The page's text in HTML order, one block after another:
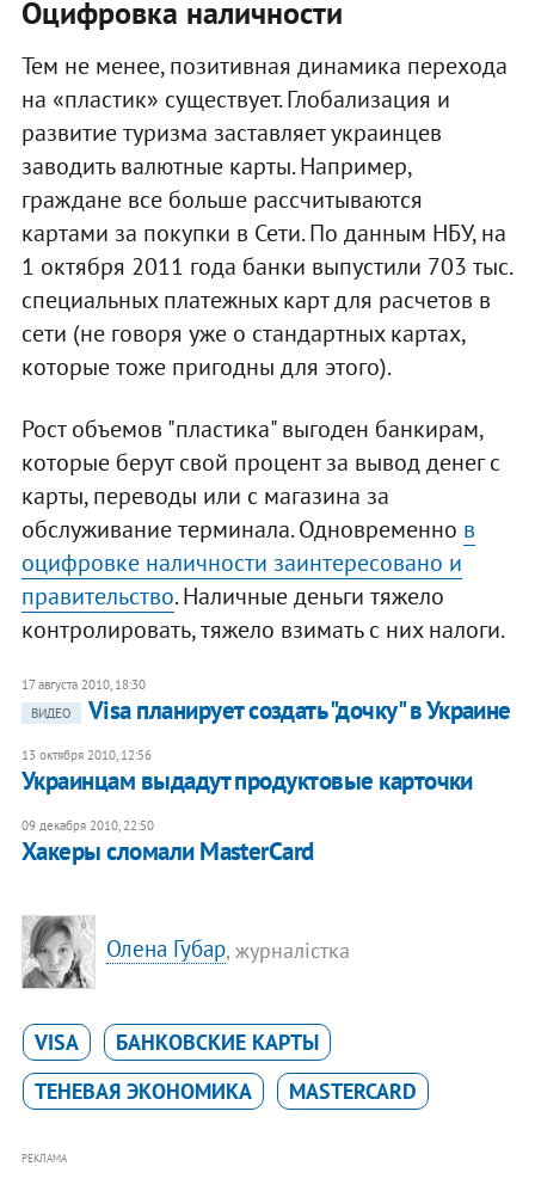
Оцифровка наличности
Тем не менее, позитивная динамика перехода
на «пластик» существует. Глобализация и
развитие туризма заставляет украинцев
заводить валютные карты. Например,
граждане все больше рассчитываются
картами за покупки в Сети. По данным НБУ, на
1 октября 2011 года банки выпустили 703 тыс.
специальных платежных карт для расчетов в
сети (не говоря уже о стандартных картах,
которые тоже пригодны для этого).
Рост объемов "пластика" выгоден банкирам,
которые берут свой процент за вывод денег с
карты, переводы или с магазина за
обслуживание терминала. Одновременно в
оцифровке наличности заинтересовано и
правительство. Наличные деньги тяжело
контролировать, тяжело взимать с них налоги.
17 августа 2010, 18:30
ВИДЕО
Visa планирует создать "дочку" в Украине
13 октября 2010, 12:56
Украинцам выдадут продуктовые карточки
09 декабря 2010, 22:50
Хакеры сломали MasterCard
Олена Губар, журналістка
VISA
БАНКОВСКИЕ КАРТЫ
ТЕНЕВАЯ ЭКОНОМИКА
MASTERCARD
РЕКЛАМА